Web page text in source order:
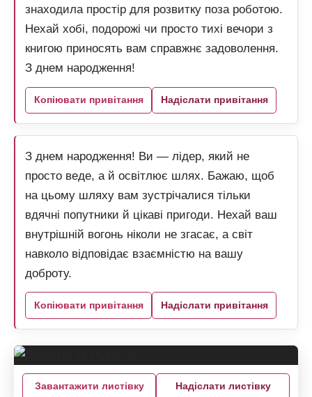
знаходила простір для розвитку поза роботою.
Нехай хобі, подорожі чи просто тихі вечори з
книгою приносять вам справжнє задоволення.
З днем народження!
Копіювати привітання Надіслати привітання
З днем народження! Ви — лідер, який не
просто веде, а й освітлює шлях. Бажаю, щоб
на цьому шляху вам зустрічалися тільки
вдячні попутники й цікаві пригоди. Нехай ваш
внутрішній вогонь ніколи не згасає, а світ
навколо відповідає взаємністю на вашу
доброту.
Копіювати привітання Надіслати привітання
Завантажити листівку Надіслати листівку